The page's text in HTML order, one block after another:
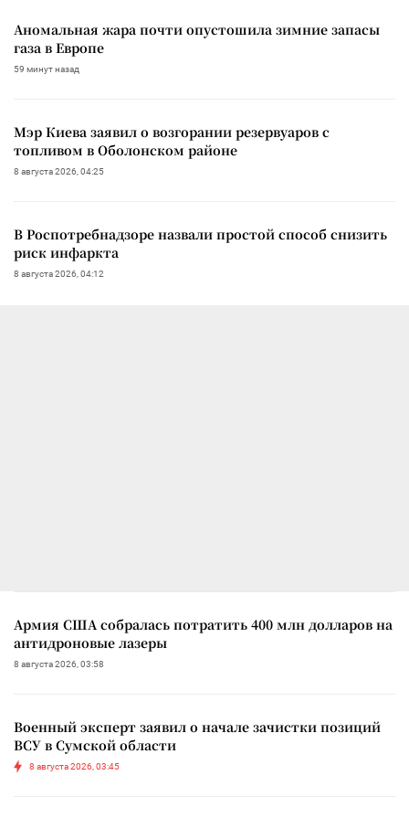
Аномальная жара почти опустошила зимние запасы
газа в Европе
59 минут назад
Мэр Киева заявил о возгорании резервуаров с
топливом в Оболонском районе
8 августа 2026, 04:25
В Роспотребнадзоре назвали простой способ снизить
риск инфаркта
8 августа 2026, 04:12
Армия США собралась потратить 400 млн долларов на
антидроновые лазеры
8 августа 2026, 03:58
Военный эксперт заявил о начале зачистки позиций
ВСУ в Сумской области
8 августа 2026, 03:45